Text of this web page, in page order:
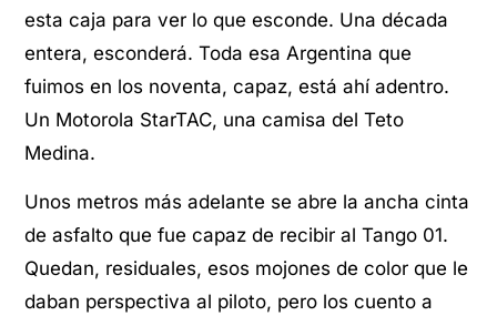
esta caja para ver lo que esconde. Una década
entera, esconderá. Toda esa Argentina que
fuimos en los noventa, capaz, está ahí adentro.
Un Motorola StarTAC, una camisa del Teto
Medina.
Unos metros más adelante se abre la ancha cinta
de asfalto que fue capaz de recibir al Tango 01.
Quedan, residuales, esos mojones de color que le
daban perspectiva al piloto, pero los cuento a